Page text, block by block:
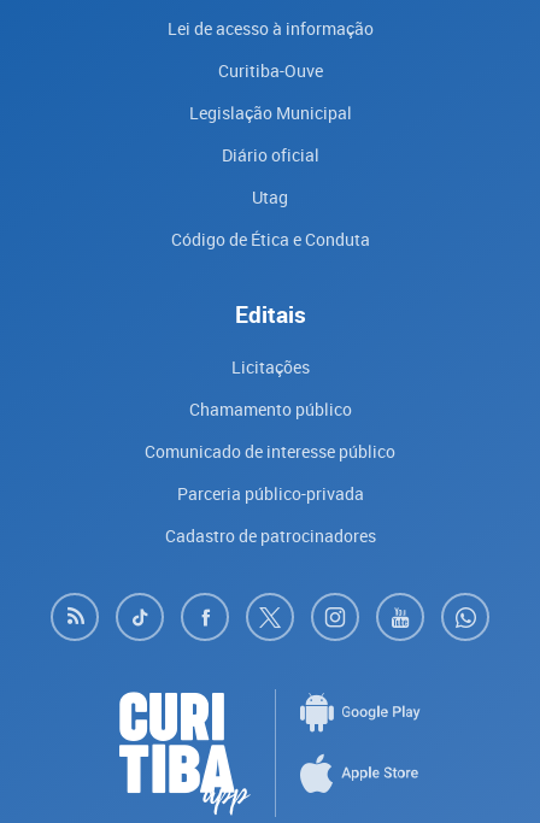
Lei de acesso à informação
Curitiba-Ouve
Legislação Municipal
Diário oficial
Utag
Código de Ética e Conduta
Editais
Licitações
Chamamento público
Comunicado de interesse público
Parceria público-privada
Cadastro de patrocinadores